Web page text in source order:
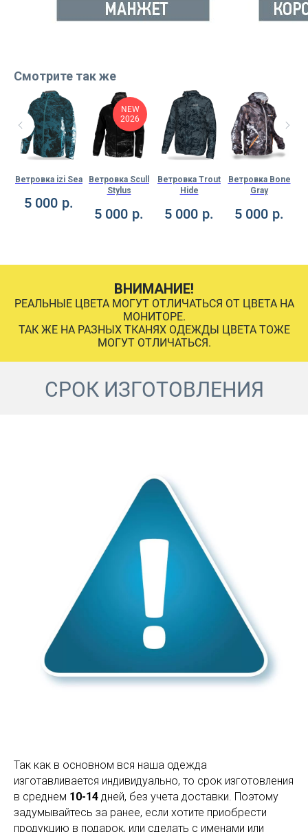
Смотрите так же
Ветровка izi Sea
5 000 р.
NEW
2026
Ветровка Scull
Stylus
5 000 р.
Ветровка Trout
Hide
5 000 р.
Ветровка Bone
Gray
5 000 р.
ВНИМАНИЕ!
РЕАЛЬНЫЕ ЦВЕТА МОГУТ ОТЛИЧАТЬСЯ ОТ ЦВЕТА НА
МОНИТОРЕ.
ТАК ЖЕ НА РАЗНЫХ ТКАНЯХ ОДЕЖДЫ ЦВЕТА ТОЖЕ
МОГУТ ОТЛИЧАТЬСЯ.
СРОК ИЗГОТОВЛЕНИЯ
Так как в основном вся наша одежда
изготавливается индивидуально, то срок изготовления
в среднем 10-14 дней, без учета доставки. Поэтому
задумывайтесь за ранее, если хотите приобрести
продукцию в подарок, или сделать с именами или